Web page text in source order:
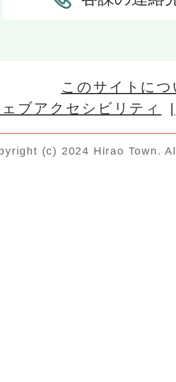
このサイトに
ブアクセシビリティ
(c) 2024 Hirao Town.